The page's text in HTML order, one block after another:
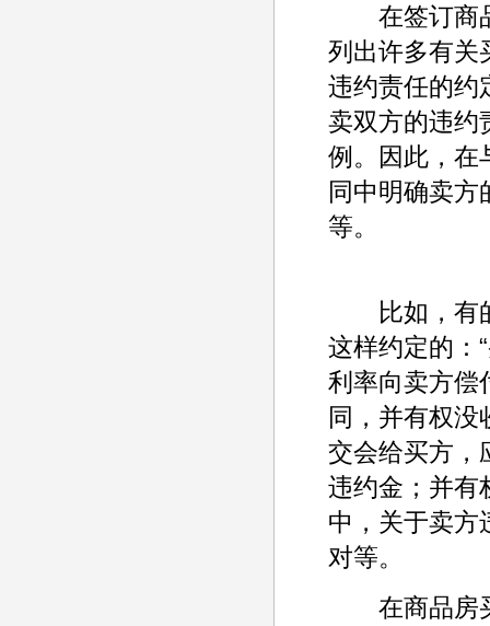
在签订商品
列出许多有关
违约责任的约
卖双方的违约
例。因此，在
同中明确卖方
等。
比如，有的
这样约定的：
利率向卖方偿
同，并有权没
交会给买方，
违约金；并有
中，关于卖方
对等。
在商品房买